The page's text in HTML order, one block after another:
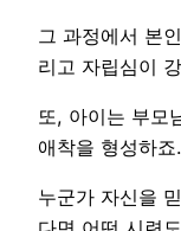
그 과정에서 본
리고 자립심이
또, 아이는 부모
애착을 형성하죠.
누군가 자신을